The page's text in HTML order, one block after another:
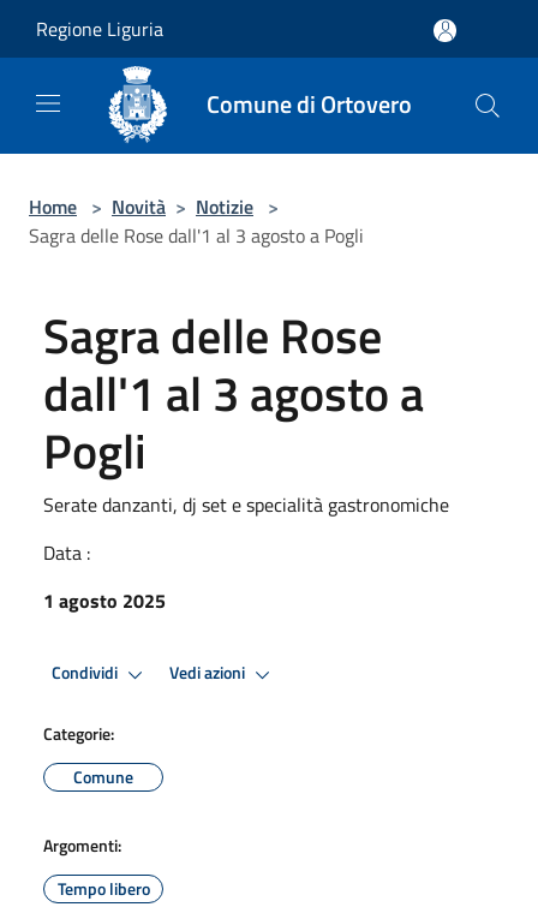
Regione Liguria
Comune di Ortovero
Home > Novità > Notizie >
Sagra delle Rose dall'1 al 3 agosto a Pogli
Sagra delle Rose
dall'1 al 3 agosto a
Pogli
Serate danzanti, dj set e specialità gastronomiche
Data :
1 agosto 2025
Condividi Vedi azioni
Categorie:
Comune
Argomenti:
Tempo libero